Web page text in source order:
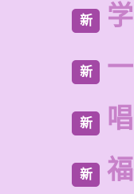
新
新
新
新